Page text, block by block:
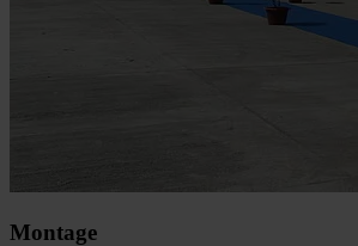
Montage